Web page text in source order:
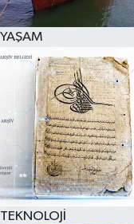
YAŞAM
TEKNOLOJİ